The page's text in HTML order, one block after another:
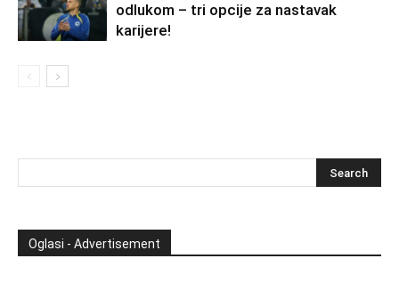
odlukom – tri opcije za nastavak
karijere!
Oglasi - Advertisement